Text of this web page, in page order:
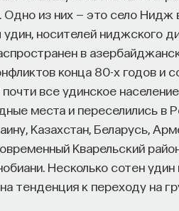
Одно из них — это село Нидж
носителей ниджского
в
конца 80-х годов и
все удинское
места и переселились в
Казахстан, Беларусь,
Кварельский
Несколько сотен
тенденция к переходу на